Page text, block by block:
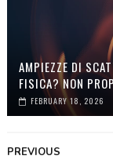
AMPIEZZE DI
FISICA? NON
FEBRUARY 18, 2026
PREVIOUS